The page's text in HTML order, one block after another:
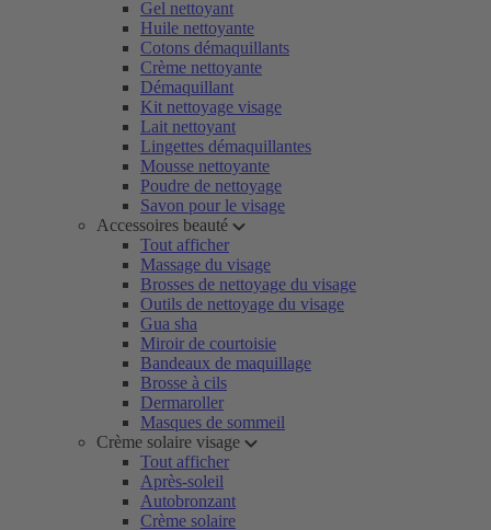
Gel nettoyant
Huile nettoyante
Cotons démaquillants
Crème nettoyante
Démaquillant
Kit nettoyage visage
Lait nettoyant
Lingettes démaquillantes
Mousse nettoyante
Poudre de nettoyage
Savon pour le visage
Accessoires beauté
Tout afficher
Massage du visage
Brosses de nettoyage du visage
Outils de nettoyage du visage
Gua sha
Miroir de courtoisie
Bandeaux de maquillage
Brosse à cils
Dermaroller
Masques de sommeil
Crème solaire visage
Tout afficher
Après-soleil
Autobronzant
Crème solaire